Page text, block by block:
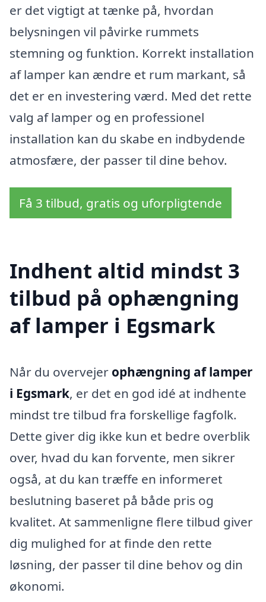
er det vigtigt at tænke på, hvordan
belysningen vil påvirke rummets
stemning og funktion. Korrekt installation
af lamper kan ændre et rum markant, så
det er en investering værd. Med det rette
valg af lamper og en professionel
installation kan du skabe en indbydende
atmosfære, der passer til dine behov.
Få 3 tilbud, gratis og uforpligtende
Indhent altid mindst 3
tilbud på ophængning
af lamper i Egsmark
Når du overvejer ophængning af lamper
i Egsmark, er det en god idé at indhente
mindst tre tilbud fra forskellige fagfolk.
Dette giver dig ikke kun et bedre overblik
over, hvad du kan forvente, men sikrer
også, at du kan træffe en informeret
beslutning baseret på både pris og
kvalitet. At sammenligne flere tilbud giver
dig mulighed for at finde den rette
løsning, der passer til dine behov og din
økonomi.